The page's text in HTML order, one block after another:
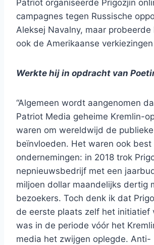
Patriot organiseerde Prigozjin
campagnes tegen Russische
Aleksej Navalny, maar probeerde
ook de Amerikaanse
Werkte hij in opdracht van
“Algemeen wordt aangenomen
Patriot Media geheime Kremlin-
waren om wereldwijd de
beïnvloeden. Het waren ook best
ondernemingen: in 2018 trok
nepnieuwsbedrijf met een
miljoen dollar maandelijks dertig
bezoekers. Toch denk ik dat
de eerste plaats zelf het initiatief
was in de periode vóór het
media het zwijgen oplegde. Anti-